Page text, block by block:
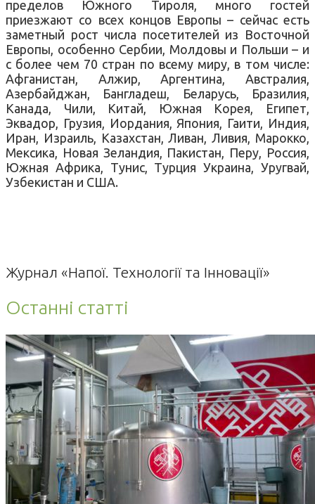
пределов Южного Тироля, много гостей
приезжают со всех концов Европы – сейчас есть
заметный рост числа посетителей из Восточной
Европы, особенно Сербии, Молдовы и Польши – и
с более чем 70 стран по всему миру, в том числе:
Афганистан, Алжир, Аргентина, Австралия,
Азербайджан, Бангладеш, Беларусь, Бразилия,
Канада, Чили, Китай, Южная Корея, Египет,
Эквадор, Грузия, Иордания, Япония, Гаити, Индия,
Иран, Израиль, Казахстан, Ливан, Ливия, Марокко,
Мексика, Новая Зеландия, Пакистан, Перу, Россия,
Южная Африка, Тунис, Турция Украина, Уругвай,
Узбекистан и США.
Журнал «Напої. Технології та Інновації»
Останні статті